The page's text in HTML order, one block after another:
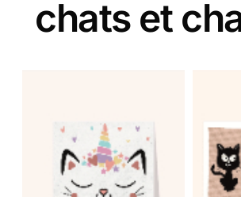
chats et